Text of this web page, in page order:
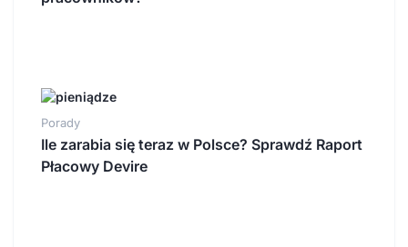
Porady
Ile zarabia się teraz w Polsce? Sprawdź Raport
Płacowy Devire